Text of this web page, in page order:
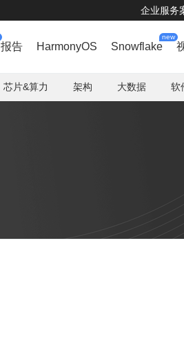
企业服务
报告 HarmonyOS Snowflake
new
芯片&算力 架构 大数据 软